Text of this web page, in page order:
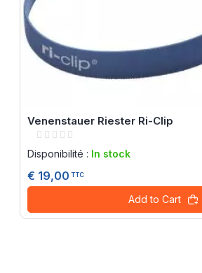
Venenstauer Riester Ri-Clip
Rating:
Disponibilité : In stock
€ 19,00 TTC
Add to Cart